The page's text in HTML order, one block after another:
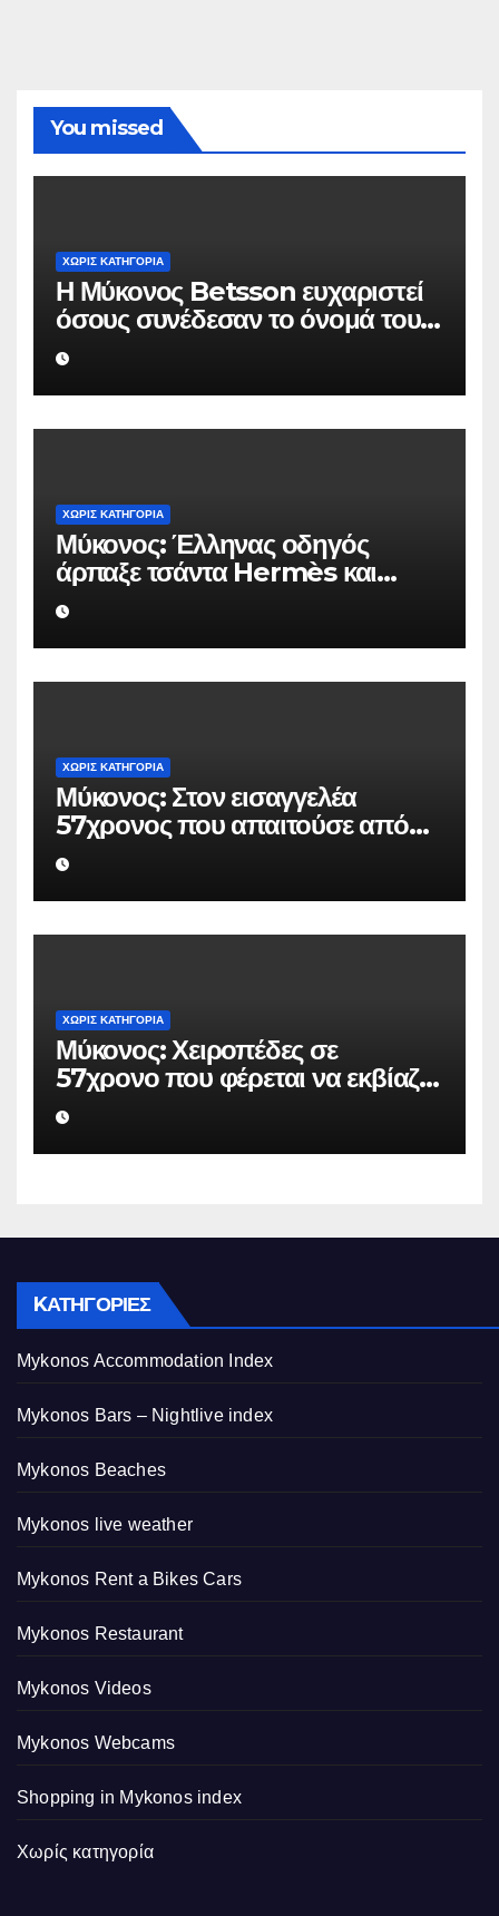
You missed
ΧΩΡΊΣ ΚΑΤΗΓΟΡΊΑ
Η Μύκονος Betsson ευχαριστεί
όσους συνέδεσαν το όνομά τους
με την ιστορική χρονιά
ΧΩΡΊΣ ΚΑΤΗΓΟΡΊΑ
Μύκονος: Έλληνας οδηγός
άρπαξε τσάντα Hermès και
Rolex αξίας 75.000 ευρώ από
Ουκρανό τουρίστα
ΧΩΡΊΣ ΚΑΤΗΓΟΡΊΑ
Μύκονος: Στον εισαγγελέα
57χρονος που απαιτούσε από
επιχειρηματία 80.000 ευρώ για
να μην κάνει καταγγελίες σε
βάρος του
ΧΩΡΊΣ ΚΑΤΗΓΟΡΊΑ
Μύκονος: Χειροπέδες σε
57χρονο που φέρεται να εκβίαζε
επιχείρηση για να «θάψει»
ψευδείς καταγγελίες – Η παγίδα
που του έστησε η ΕΛ.ΑΣ.
KΑΤΗΓΟΡΊΕΣ
Mykonos Accommodation Index
Mykonos Bars – Nightlive index
Mykonos Beaches
Mykonos live weather
Mykonos Rent a Bikes Cars
Mykonos Restaurant
Mykonos Videos
Mykonos Webcams
Shopping in Mykonos index
Χωρίς κατηγορία